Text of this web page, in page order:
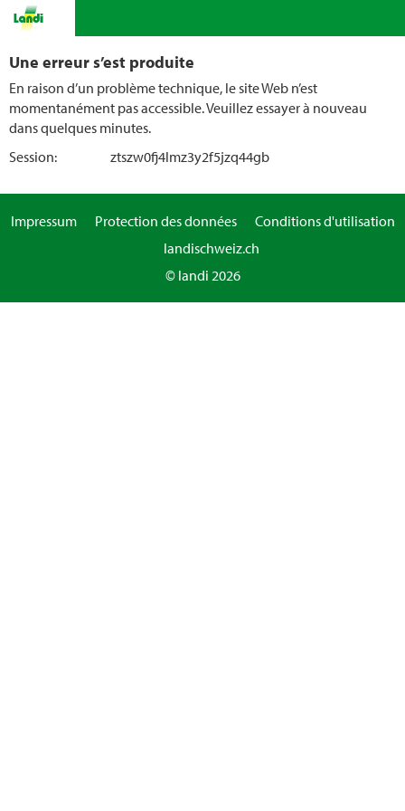
Une erreur s’est produite
En raison d’un problème technique, le site Web n’est
momentanément pas accessible. Veuillez essayer à nouveau
dans quelques minutes.
Session:
ztszw0fj4lmz3y2f5jzq44gb
Impressum Protection des données
Conditions d'utilisation
landischweiz.ch
© landi 2026